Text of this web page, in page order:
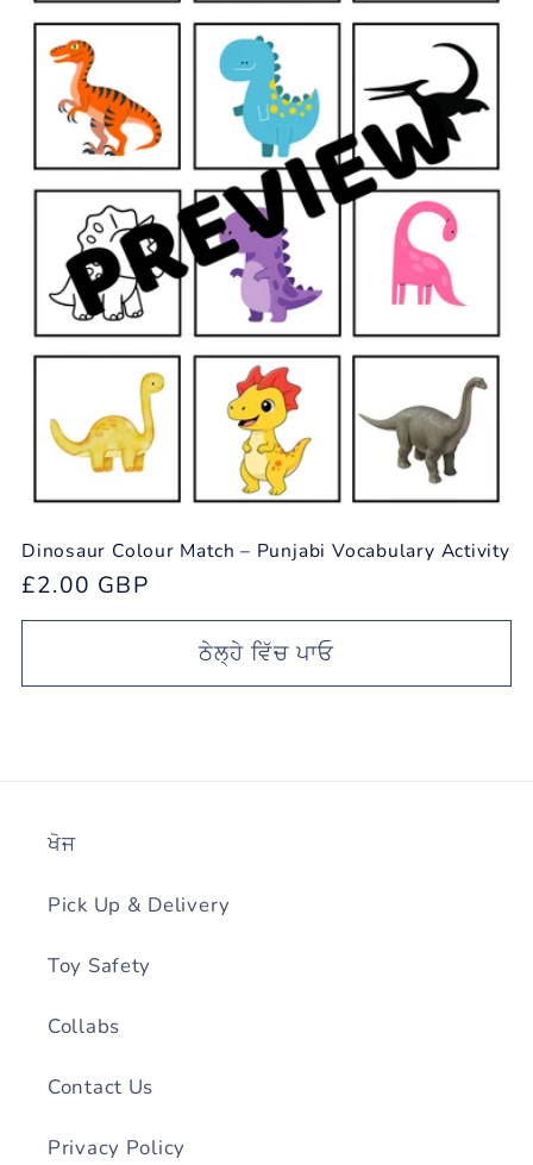
Dinosaur Colour Match – Punjabi Vocabulary Activity
ਨਿਯਮਤ
ਕੀਮਤ
£2.00 GBP
ਠੇਲ੍ਹੇ ਵਿੱਚ ਪਾਓ
ਖੋਜ
Pick Up & Delivery
Toy Safety
Collabs
Contact Us
Privacy Policy